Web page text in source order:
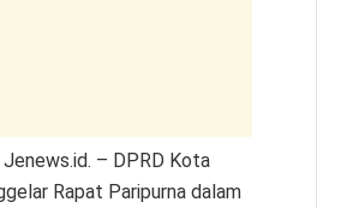
Jenews.id. – DPRD Kota
Rapat Paripurna dalam